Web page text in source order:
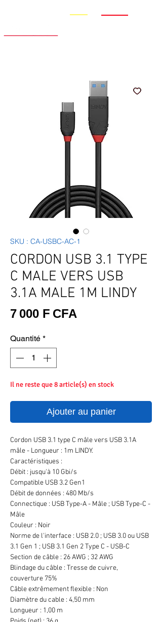
SKU : CA-USBC-AC-1
CORDON USB 3.1 TYPE
C MALE VERS USB
3.1A MALE 1M LINDY
7 000 F CFA
Quantité *
Il ne reste que 8 article(s) en stock
Ajouter au panier
Cordon USB 3.1 type C mâle vers USB 3.1A
mâle - Longueur : 1m LINDY.
Caractéristiques :
Débit : jusqu'à 10 Gbi/s
Compatible USB 3.2 Gen1
Débit de données : 480 Mb/s
Connectique : USB Type-A - Mâle ; USB Type-C -
Mâle
Couleur : Noir
Norme de l'interface : USB 2.0 ; USB 3.0 ou USB
3.1 Gen 1 ; USB 3.1 Gen 2 Type C - USB-C
Section de câble : 26 AWG ; 32 AWG
Blindage du câble : Tresse de cuivre,
couverture 75%
Câble extrêmement flexible : Non
Diamètre du cable : 4,50 mm
Longueur : 1,00 m